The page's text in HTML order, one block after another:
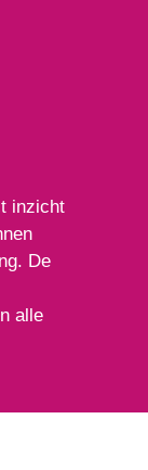
inzicht
De
alle